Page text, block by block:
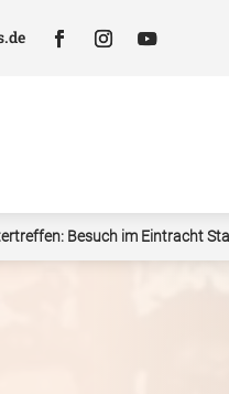
Besuch im Eintracht